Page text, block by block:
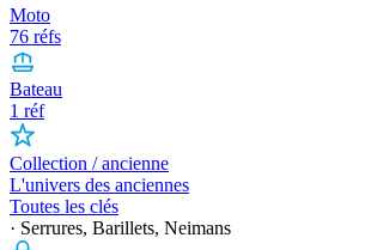
Moto
76 réfs
Bateau
1 réf
Collection / ancienne
L'univers des anciennes
Toutes les clés
· Serrures, Barillets, Neimans